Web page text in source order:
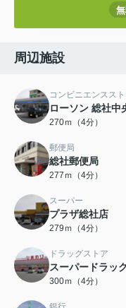
周辺施設
コンビニエンスス
ローソン 総社中
270ｍ（4分）
郵便局
総社郵便局
277ｍ（4分）
スーパー
プラザ総社店
279ｍ（4分）
ドラッグストア
スーパードラッ
300ｍ（4分）